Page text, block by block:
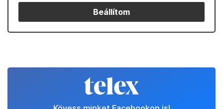
Beállítom